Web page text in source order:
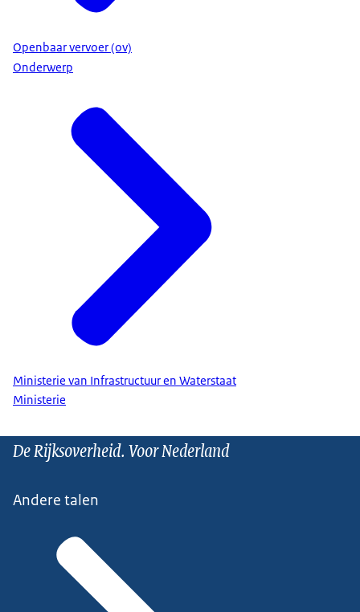
Openbaar vervoer (ov)
Onderwerp
Ministerie van Infrastructuur en Waterstaat
Ministerie
De Rijksoverheid. Voor Nederland
Andere talen